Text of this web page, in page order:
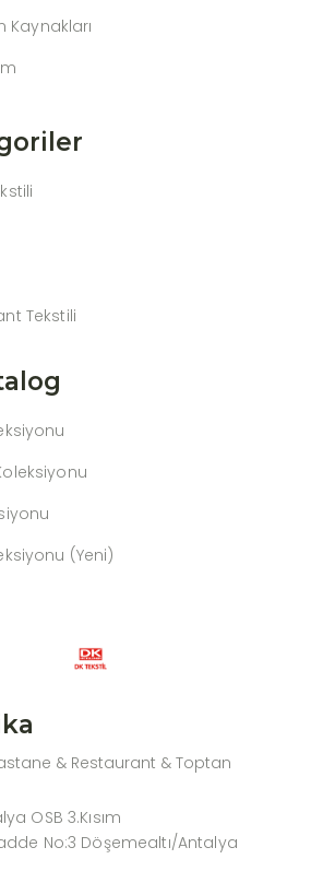
Kaynakları
Tekstili
(Yeni)
& Restaurant & Toptan
OSB 3.Kısım
No:3 Döşemealtı/Antalya